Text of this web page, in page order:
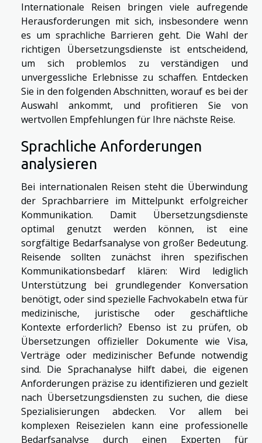
Internationale Reisen bringen viele aufregende
Herausforderungen mit sich, insbesondere wenn
es um sprachliche Barrieren geht. Die Wahl der
richtigen Übersetzungsdienste ist entscheidend,
um sich problemlos zu verständigen und
unvergessliche Erlebnisse zu schaffen. Entdecken
Sie in den folgenden Abschnitten, worauf es bei der
Auswahl ankommt, und profitieren Sie von
wertvollen Empfehlungen für Ihre nächste Reise.
Sprachliche Anforderungen
analysieren
Bei internationalen Reisen steht die Überwindung
der Sprachbarriere im Mittelpunkt erfolgreicher
Kommunikation. Damit Übersetzungsdienste
optimal genutzt werden können, ist eine
sorgfältige Bedarfsanalyse von großer Bedeutung.
Reisende sollten zunächst ihren spezifischen
Kommunikationsbedarf klären: Wird lediglich
Unterstützung bei grundlegender Konversation
benötigt, oder sind spezielle Fachvokabeln etwa für
medizinische, juristische oder geschäftliche
Kontexte erforderlich? Ebenso ist zu prüfen, ob
Übersetzungen offizieller Dokumente wie Visa,
Verträge oder medizinischer Befunde notwendig
sind. Die Sprachanalyse hilft dabei, die eigenen
Anforderungen präzise zu identifizieren und gezielt
nach Übersetzungsdiensten zu suchen, die diese
Spezialisierungen abdecken. Vor allem bei
komplexen Reisezielen kann eine professionelle
Bedarfsanalyse durch einen Experten für